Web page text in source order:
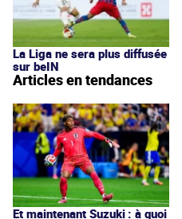
La Liga ne sera plus diffusée
sur beIN
Articles en tendances
Et maintenant Suzuki : à quoi